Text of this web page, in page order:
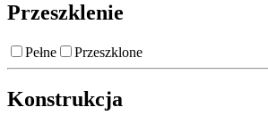
Przeszklenie
Pełne Przeszklone
Konstrukcja